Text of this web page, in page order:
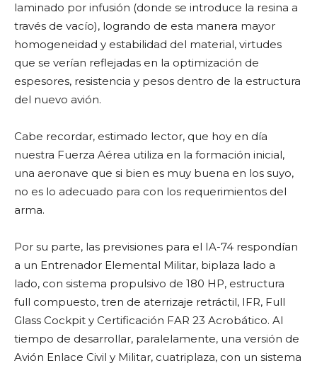
laminado por infusión (donde se introduce la resina a
través de vacío), logrando de esta manera mayor
homogeneidad y estabilidad del material, virtudes
que se verían reflejadas en la optimización de
espesores, resistencia y pesos dentro de la estructura
del nuevo avión.
Cabe recordar, estimado lector, que hoy en día
nuestra Fuerza Aérea utiliza en la formación inicial,
una aeronave que si bien es muy buena en los suyo,
no es lo adecuado para con los requerimientos del
arma.
Por su parte, las previsiones para el IA-74 respondían
a un Entrenador Elemental Militar, biplaza lado a
lado, con sistema propulsivo de 180 HP, estructura
full compuesto, tren de aterrizaje retráctil, IFR, Full
Glass Cockpit y Certificación FAR 23 Acrobático. Al
tiempo de desarrollar, paralelamente, una versión de
Avión Enlace Civil y Militar, cuatriplaza, con un sistema